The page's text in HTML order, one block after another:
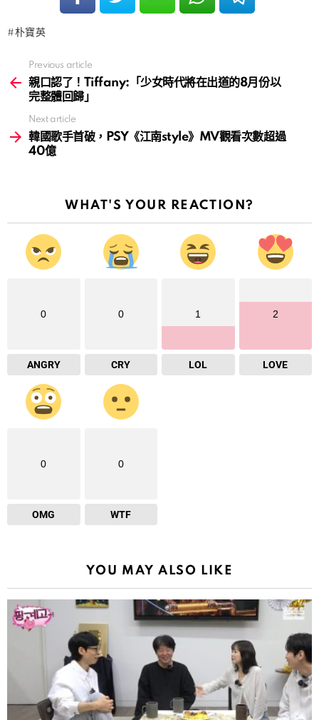
朴寶英
more
Previous article
親口認了！Tiffany:「少女時代將在出道的8月份以
完整體回歸」
Next article
韓國歌手首破，PSY《江南style》MV觀看次數超過
40億
WHAT'S YOUR REACTION?
0
ANGRY
0
CRY
1
LOL
2
LOVE
0
OMG
0
WTF
YOU MAY ALSO LIKE